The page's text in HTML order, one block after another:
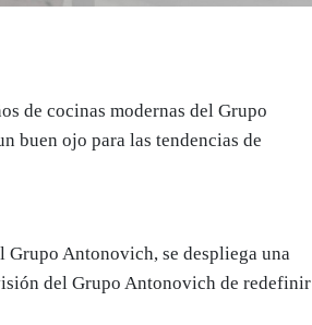
de cocinas modernas del Grupo
buen ojo para las tendencias de
Antonovich, se despliega una
del Grupo Antonovich de redefinir